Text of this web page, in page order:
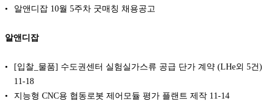
알앤디잡 10월 5주차 굿매칭 채용공고
알앤디잡
[입찰_물품] 수도권센터 실험실가스류 공급 단가 계약 (LHe외 5건)
11-18
지능형 CNC용 협동로봇 제어모듈 평가 플랜트 제작 11-14